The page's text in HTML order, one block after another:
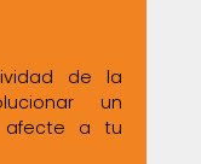
de la
un
afecte a tu